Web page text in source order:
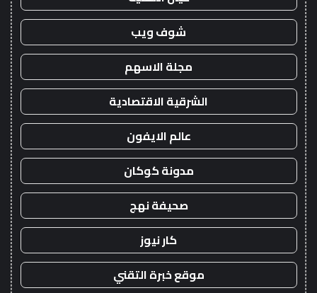
شوف ويب
مجلة الاسهم
الشرقية الاقتصادية
عالم الايفون
مدونة كوكان
صحيفة نهج
كار نيوز
موقع خبرة التقني